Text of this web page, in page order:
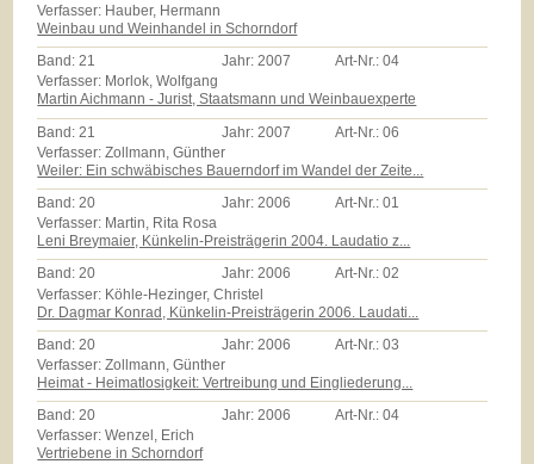
Verfasser: Hauber, Hermann
Weinbau und Weinhandel in Schorndorf
Band:21 Jahr:2007 Art-Nr.:04
Verfasser: Morlok, Wolfgang
Martin Aichmann - Jurist, Staatsmann und Weinbauexperte
Band: 21 Jahr: 2007 Art-Nr.:06
Verfasser: Zollmann, Günther
Weiler: Ein schwäbisches Bauerndorf im Wandel der Zeite...
Band:20 Jahr:2006 Art-Nr.:01
Verfasser: Martin, Rita Rosa
Leni Breymaier, Künkelin-Preisträgerin 2004. Laudatio z...
Band:20 Jahr:2006 Art-Nr.:02
Verfasser: Köhle-Hezinger, Christel
Dr. Dagmar Konrad, Künkelin-Preisträgerin 2006. Laudati...
Band:20 Jahr:2006 Art-Nr.:03
Verfasser: Zollmann, Günther
Heimat - Heimatlosigkeit: Vertreibung und Eingliederung...
Band:20 Jahr:2006 Art-Nr.:04
Verfasser: Wenzel, Erich
Vertriebene in Schorndorf